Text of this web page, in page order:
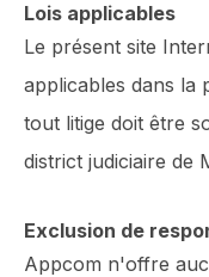
Lois applicables
Le présent site
applicables dans la
tout litige doit être
district judiciaire de
Exclusion de
Appcom n'offre